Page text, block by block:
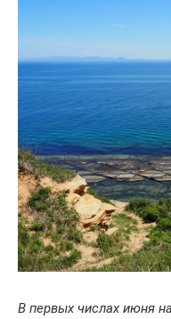
В первых числах июня